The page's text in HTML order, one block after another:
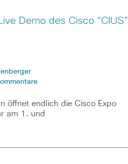
Demo des Cisco “CIUS”
öffnet endlich die Cisco Expo
am 1. und